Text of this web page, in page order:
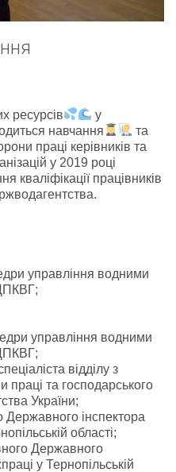
ресурсів
у
навчання
та
праці керівників та
у 2019 році
кваліфікації працівників
управління водними
управління водними
відділу з
праці та господарського
України;
Державного інспектора
області;
Державного
у Тернопільській